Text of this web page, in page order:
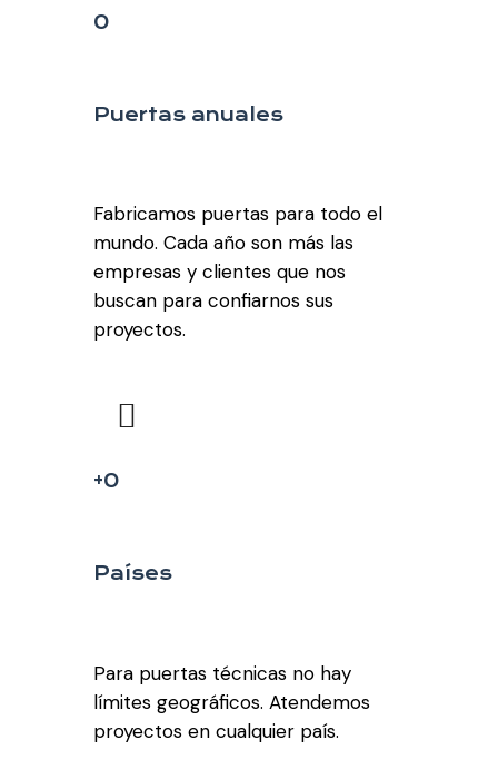
0
Puertas anuales
Fabricamos puertas para todo el
mundo. Cada año son más las
empresas y clientes que nos
buscan para confiarnos sus
proyectos.
+0
Países
Para puertas técnicas no hay
límites geográficos. Atendemos
proyectos en cualquier país.